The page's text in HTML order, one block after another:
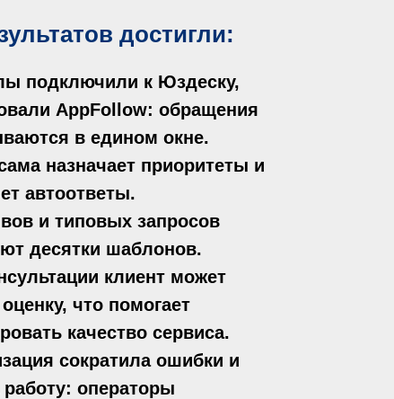
подключили к Юздеску,
AppFollow: обращения
в едином окне.
назначает приоритеты и
автоответы.
и типовых запросов
десятки шаблонов.
клиент может
что помогает
качество сервиса.
сократила ошибки и
работу: операторы
достигли: